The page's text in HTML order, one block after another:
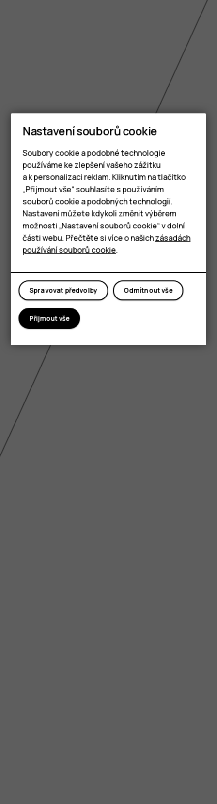
Chytré telefony
Tlačítkové telefony
Tablety
6.39 inch
Nastavení souborů cookie
Soubory cookie a podobné technologie
používáme ke zlepšení vašeho zážitku
a k personalizaci reklam. Kliknutím na tlačítko
„Přijmout vše“ souhlasíte s používáním
souborů cookie a podobných technologií.
Nastavení můžete kdykoli změnit výběrem
možnosti „Nastavení souborů cookie“ v dolní
části webu. Přečtěte si více o našichzásadách
používání souborů cookie.
Odmítnout vše
Spravovat předvolby
Přijmout vše